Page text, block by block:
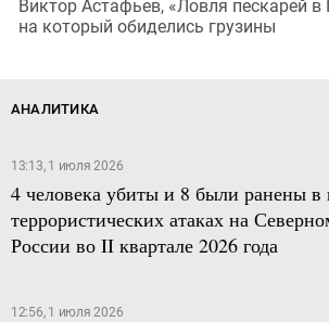
Виктор Астафьев, «Ловля пескарей в
на который обиделись грузины
АНАЛИТИКА
13:13, 1 июля 2026
4 человека убиты и 8 были ранены
террористических атаках на
России во II квартале 2026 года
12:56, 1 июля 2026